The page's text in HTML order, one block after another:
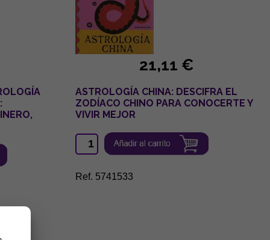
21,11 €
ASTROLOGÍA CHINA: DESCIFRA EL
ZODÍACO CHINO PARA CONOCERTE Y
VIVIR MEJOR
Ref. 5741533